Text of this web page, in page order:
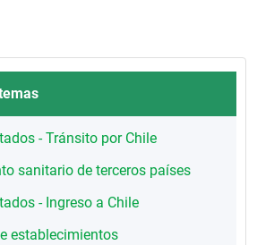
- Tránsito por Chile
sanitario de terceros países
- Ingreso a Chile
establecimientos